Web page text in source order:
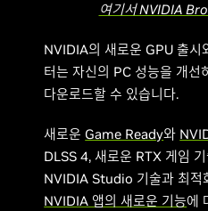
여기서 NVIDIA
NVIDIA의 새로운 GPU 출시
터는 자신의 PC 성능을 개선
다운로드할 수 있습니다.
새로운 Game Ready와
DLSS 4, 새로운 RTX 게임
NVIDIA Studio 기술과 최적
NVIDIA 앱의 새로운 기능에